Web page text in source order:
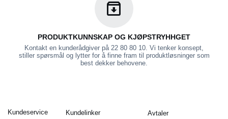
PRODUKTKUNNSKAP OG KJØPSTRYHHGET
Kontakt en kunderådgiver på 22 80 80 10. Vi tenker konsept,
stiller spørsmål og lytter for å finne fram til produktløsninger som
best dekker behovene.
Kundeservice Kundelinker Avtaler